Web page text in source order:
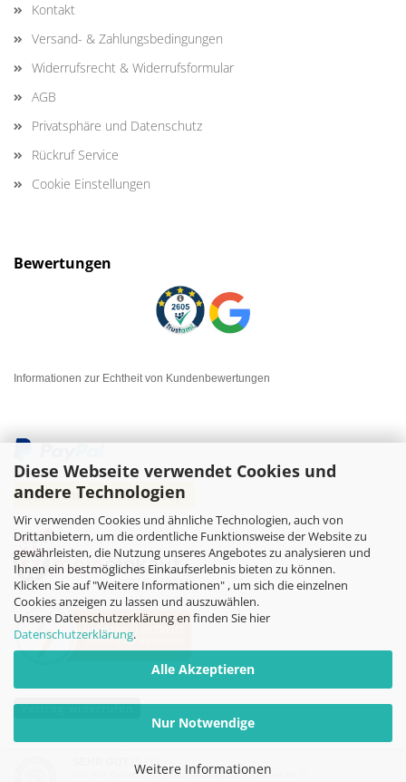
Diese Webseite verwendet Cookies und
andere Technologien
Wir verwenden Cookies und ähnliche Technologien, auch von
Drittanbietern, um die ordentliche Funktionsweise der Website zu
gewährleisten, die Nutzung unseres Angebotes zu analysieren und
Ihnen ein bestmögliches Einkaufserlebnis bieten zu können.
Klicken Sie auf "Weitere Informationen" , um sich die einzelnen
Cookies anzeigen zu lassen und auszuwählen.
Unsere Datenschutzerklärung en finden Sie hier
Datenschutzerklärung.
Alle Akzeptieren
Nur Notwendige
Weitere Informationen
Kontakt
Versand- & Zahlungsbedingungen
Widerrufsrecht & Widerrufsformular
AGB
Privatsphäre und Datenschutz
Rückruf Service
Cookie Einstellungen
Bewertungen
Informationen zur Echtheit von Kundenbewertungen
Vertrag widerrufen
(5 / 5)
Bewertungen bei: dawanda.com, kasuwa.de ⓘ